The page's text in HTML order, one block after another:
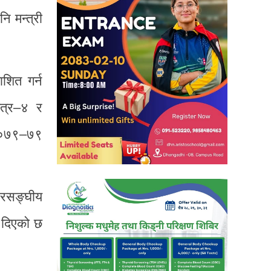
मन्त्री
गर्न
र
छ